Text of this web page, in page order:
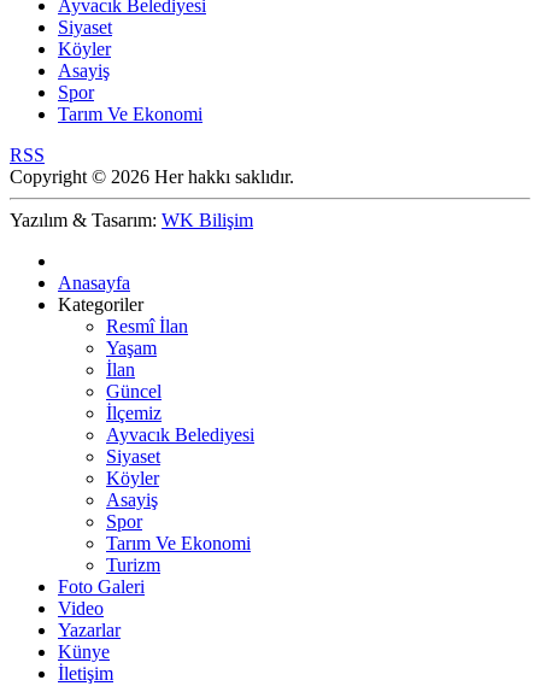
Ayvacık Belediyesi
Siyaset
Köyler
Asayiş
Spor
Tarım Ve Ekonomi
RSS
Copyright © 2026 Her hakkı saklıdır.
Yazılım & Tasarım: WK Bilişim
Anasayfa
Kategoriler
Resmî İlan
Yaşam
İlan
Güncel
İlçemiz
Ayvacık Belediyesi
Siyaset
Köyler
Asayiş
Spor
Tarım Ve Ekonomi
Turizm
Foto Galeri
Video
Yazarlar
Künye
İletişim